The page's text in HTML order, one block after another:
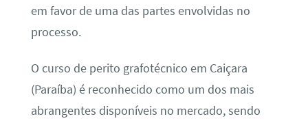
em favor de uma das partes envolvidas no
processo.
O curso de perito grafotécnico em Caiçara
(Paraíba) é reconhecido como um dos mais
abrangentes disponíveis no mercado, sendo